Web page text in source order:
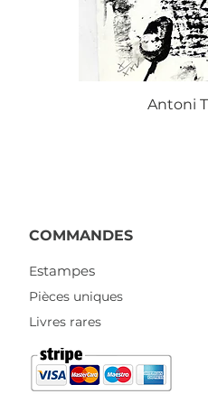
Antoni
COMMANDES
Estampes
Pièces uniques
Livres rares